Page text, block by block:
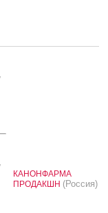
КАНОНФАРМА
ПРОДАКШН (Россия)